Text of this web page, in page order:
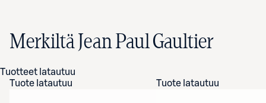
Merkiltä Jean Paul Gaultier
Tuotteet latautuu
Tuote latautuu
Tuote latautuu